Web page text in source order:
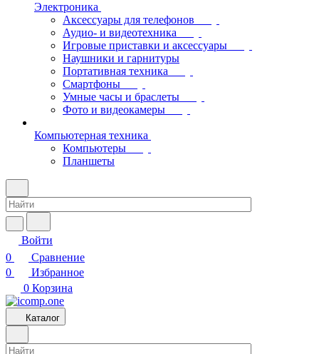
Электроника
Аксессуары для телефонов
Аудио- и видеотехника
Игровые приставки и аксессуары
Наушники и гарнитуры
Портативная техника
Смартфоны
Умные часы и браслеты
Фото и видеокамеры
Компьютерная техника
Компьютеры
Планшеты
Войти
0
Сравнение
0
Избранное
0 Корзина
Каталог